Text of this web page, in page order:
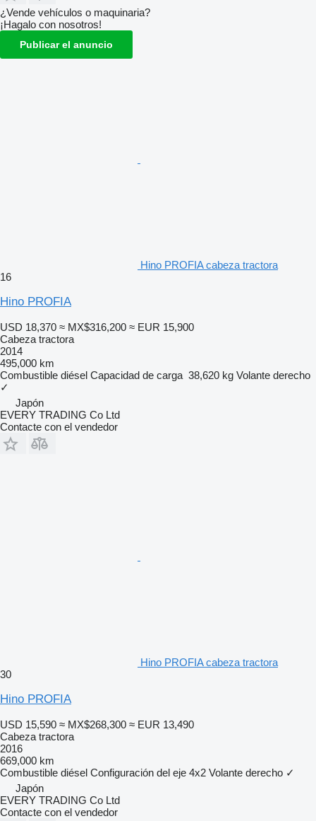
¿Vende vehículos o maquinaria?
¡Hagalo con nosotros!
Publicar el anuncio
Hino PROFIA cabeza tractora
16
Hino PROFIA
USD 18,370 ≈ MX$316,200 ≈ EUR 15,900
Cabeza tractora
2014
495,000 km
Combustible diésel Capacidad de carga 38,620 kg Volante derecho
✓
Japón
EVERY TRADING Co Ltd
Contacte con el vendedor
Hino PROFIA cabeza tractora
30
Hino PROFIA
USD 15,590 ≈ MX$268,300 ≈ EUR 13,490
Cabeza tractora
2016
669,000 km
Combustible diésel Configuración del eje 4x2 Volante derecho ✓
Japón
EVERY TRADING Co Ltd
Contacte con el vendedor